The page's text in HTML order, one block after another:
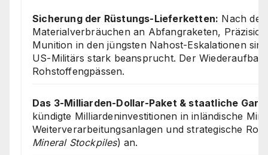
Sicherung der Rüstungs-Lieferketten: Nach
Materialverbräuchen an Abfangraketen,
Munition in den jüngsten Nahost-Eskalationen
US-Militärs stark beansprucht. Der
Rohstoffengpässen.
Das 3-Milliarden-Dollar-Paket & staatliche
kündigte Milliardeninvestitionen in inländische
Weiterverarbeitungsanlagen und strategische
Mineral Stockpiles) an.